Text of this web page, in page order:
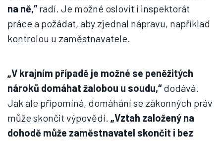
na ně,“radí. Je možné oslovit i inspektorát
práce a požádat, aby zjednal nápravu, například
kontrolou u zaměstnavatele.
„V krajním případě je možné se peněžitých
nároků domáhat žalobou u soudu,“dodává.
Jak ale připomíná, domáhání se zákonných práv
může skončit výpovědí. „Vztah založený na
dohodě může zaměstnavatel skončit i bez